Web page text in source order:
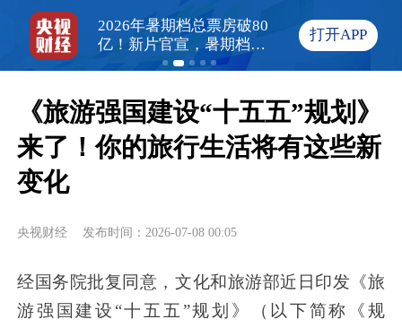
发生4.9级
6千米
2026年暑期档总票房破80
亿！新片官宣，暑期档热
2026暑期档破80
数字更耐看
打开APP
《旅游强国建设“十五五”规划》
来了！你的旅行生活将有这些新
变化
央视财经 发布时间：2026-07-08 00:05
经国务院批复同意，文化和旅游部近日印发《旅
游强国建设“十五五”规划》（以下简称《规